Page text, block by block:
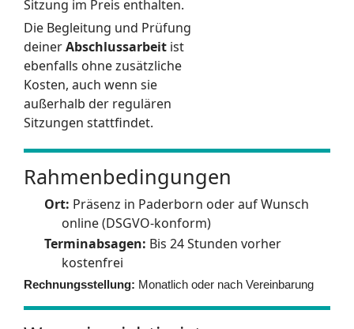
Sitzung im Preis enthalten.
Die Begleitung und Prüfung
deinerAbschlussarbeit ist
ebenfalls ohne zusätzliche
Kosten, auch wenn sie
außerhalb der regulären
Sitzungen stattfindet.
Rahmenbedingungen
Ort: Präsenz in Paderborn oder auf Wunsch
online (DSGVO-konform)
Terminabsagen: Bis 24 Stunden vorher
kostenfrei
Rechnungsstellung: Monatlich oder nach Vereinbarung